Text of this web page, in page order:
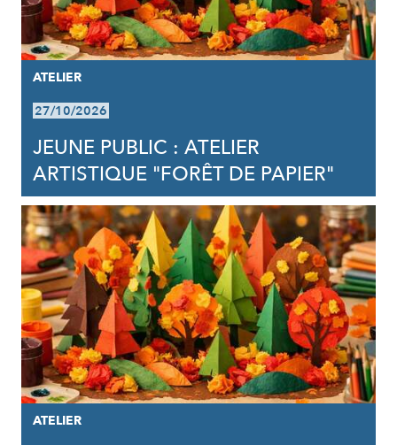
ATELIER
27/10/2026
JEUNE PUBLIC : ATELIER
ARTISTIQUE "FORÊT DE PAPIER"
ATELIER